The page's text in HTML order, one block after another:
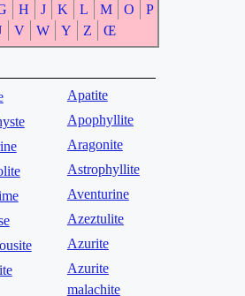
H J K L M O
P
V W Y Z Œ
Apatite
Apophyllite
Aragonite
Astrophyllite
Aventurine
Azeztulite
Azurite
Azurite
malachite